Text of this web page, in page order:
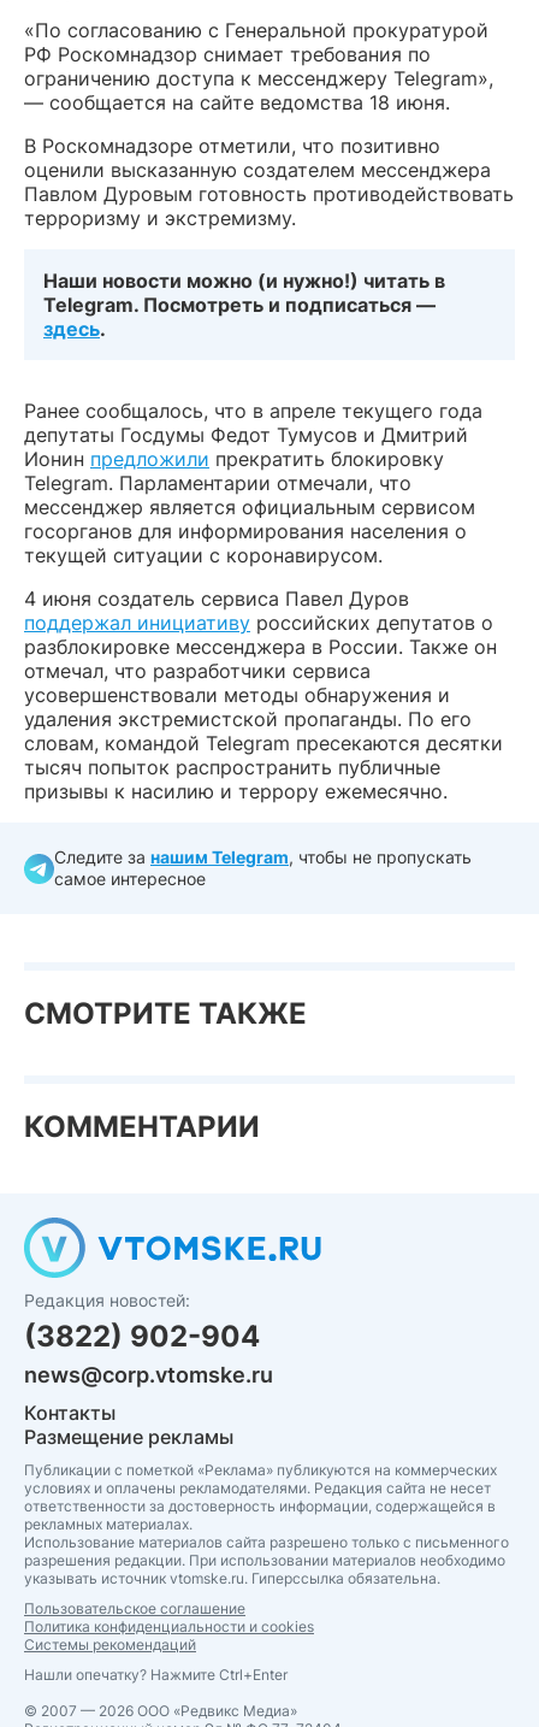
«По согласованию с Генеральной прокуратурой
РФ Роскомнадзор снимает требования по
ограничению доступа к мессенджеру Telegram»,
— сообщается на сайте ведомства 18 июня.
В Роскомнадзоре отметили, что позитивно
оценили высказанную создателем мессенджера
Павлом Дуровым готовность противодействовать
терроризму и экстремизму.
Наши новости можно (и нужно!) читать в
Telegram. Посмотреть и подписаться —
здесь.
Ранее сообщалось, что в апреле текущего года
депутаты Госдумы Федот Тумусов и Дмитрий
Ионин предложили прекратить блокировку
Telegram. Парламентарии отмечали, что
мессенджер является официальным сервисом
госорганов для информирования населения о
текущей ситуации с коронавирусом.
4 июня создатель сервиса Павел Дуров
поддержал инициативу российских депутатов о
разблокировке мессенджера в России. Также он
отмечал, что разработчики сервиса
усовершенствовали методы обнаружения и
удаления экстремистской пропаганды. По его
словам, командой Telegram пресекаются десятки
тысяч попыток распространить публичные
призывы к насилию и террору ежемесячно.
Следите за нашим Telegram, чтобы не пропускать
самое интересное
СМОТРИТЕ ТАКЖЕ
КОММЕНТАРИИ
Редакция новостей:
(3822) 902-904
news@corp.vtomske.ru
Контакты
Размещение рекламы
Публикации с пометкой «Реклама» публикуются на коммерческих
условиях и оплачены рекламодателями. Редакция сайта не несет
ответственности за достоверность информации, содержащейся в
рекламных материалах.
Использование материалов сайта разрешено только с письменного
разрешения редакции. При использовании материалов необходимо
указывать источник vtomske.ru. Гиперссылка обязательна.
Пользовательское соглашение
Политика конфиденциальности и cookies
Системы рекомендаций
Нашли опечатку? Нажмите Ctrl+Enter
© 2007 — 2026 ООО «Редвикс Медиа»